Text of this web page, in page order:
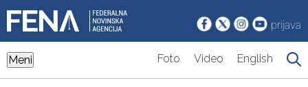
prijava
Meni Foto Video English